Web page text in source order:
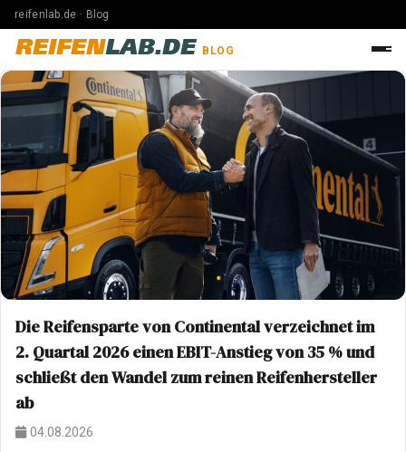
reifenlab.de · Blog
REIFENLAB.DE BLOG
Die Reifensparte von Continental verzeichnet im
2. Quartal 2026 einen EBIT-Anstieg von 35 % und
schließt den Wandel zum reinen Reifenhersteller
ab
04.08.2026